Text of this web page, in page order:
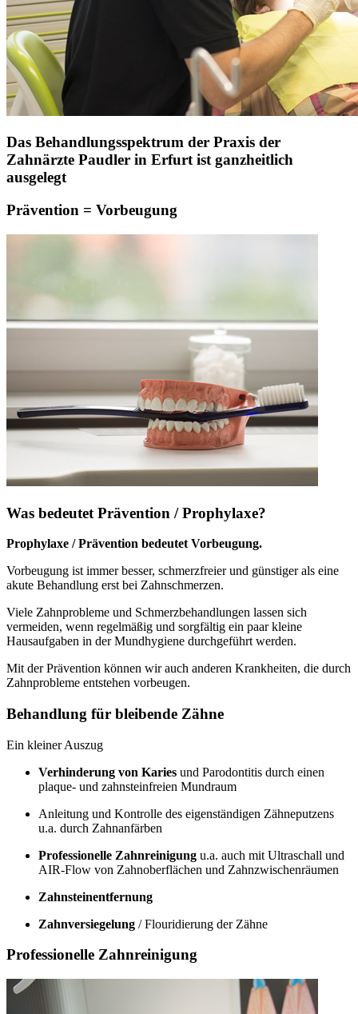
Das Behandlungsspektrum der Praxis der
Zahnärzte Paudler in Erfurt ist ganzheitlich
ausgelegt
Prävention = Vorbeugung
Was bedeutet Prävention / Prophylaxe?
Prophylaxe / Prävention bedeutet Vorbeugung.
Vorbeugung ist immer besser, schmerzfreier und günstiger als eine
akute Behandlung erst bei Zahnschmerzen.
Viele Zahnprobleme und Schmerzbehandlungen lassen sich
vermeiden, wenn regelmäßig und sorgfältig ein paar kleine
Hausaufgaben in der Mundhygiene durchgeführt werden.
Mit der Prävention können wir auch anderen Krankheiten, die durch
Zahnprobleme entstehen vorbeugen.
Behandlung für bleibende Zähne
Ein kleiner Auszug
Verhinderung von Karies und Parodontitis durch einen
plaque- und zahnsteinfreien Mundraum
Anleitung und Kontrolle des eigenständigen Zähneputzens
u.a. durch Zahnanfärben
Professionelle Zahnreinigung u.a. auch mit Ultraschall und
AIR-Flow von Zahnoberflächen und Zahnzwischenräumen
Zahnsteinentfernung
Zahnversiegelung / Flouridierung der Zähne
Professionelle Zahnreinigung